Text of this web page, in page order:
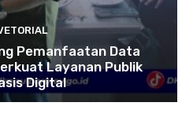
Pemanfaatan Data
Layanan Publik
Digital